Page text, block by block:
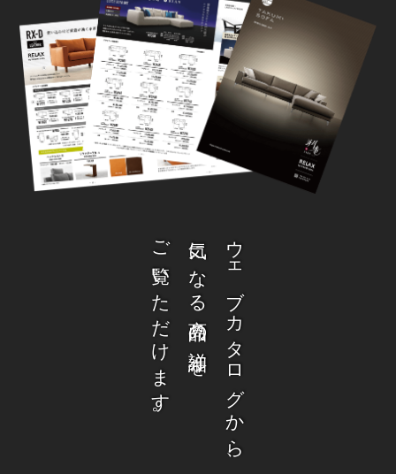
ウェブカタログから、
気になる商品の詳細を
ご覧いただけます。